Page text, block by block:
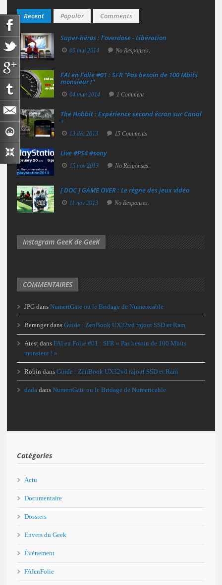
Recent Popular Comments
Super‑héros : l’overdose - Libération
05 mai 2014 No Responses.
FAI en Folie #01 : SFR "Pas besoin de 100 Mbits
monsieur !"
04 mar 2014 1 Comment
The Hobbit : Expérience second écran sur Canal
+
13 déc 2013 15 Comments
Live #PS4 #sony
15 nov 2013 No Responses.
[ DOC ] GAME OVER : Le règne des jeux vidéo
11 nov 2013 No Responses.
Instagram GeeK de GeeK
COMMENTAIRES
JPG dans NumeriGate ou le Bridage de Numericable
Berangerdans Guide : ZenBook UX32vd rajout SSD et Ram
Atest dans FAI en Folie #01 : SFR « Pas besoin de 100 Mbits
monsieur ! »
Robin dans Guide : ZenBook UX32vd rajout SSD et Ram
dada dans NumeriGate ou le Bridage de Numericable
Catégories
Actu
Documentaire
Dossiers
Envers du Geek
Événement
FAIenFolie